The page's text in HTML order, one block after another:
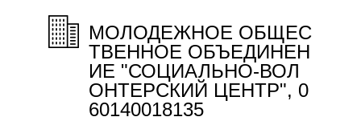
МОЛОДЕЖНОЕ ОБЩЕС
ТВЕННОЕ ОБЪЕДИНЕН
ИЕ "СОЦИАЛЬНО-ВОЛ
ОНТЕРСКИЙ ЦЕНТР", 0
60140018135